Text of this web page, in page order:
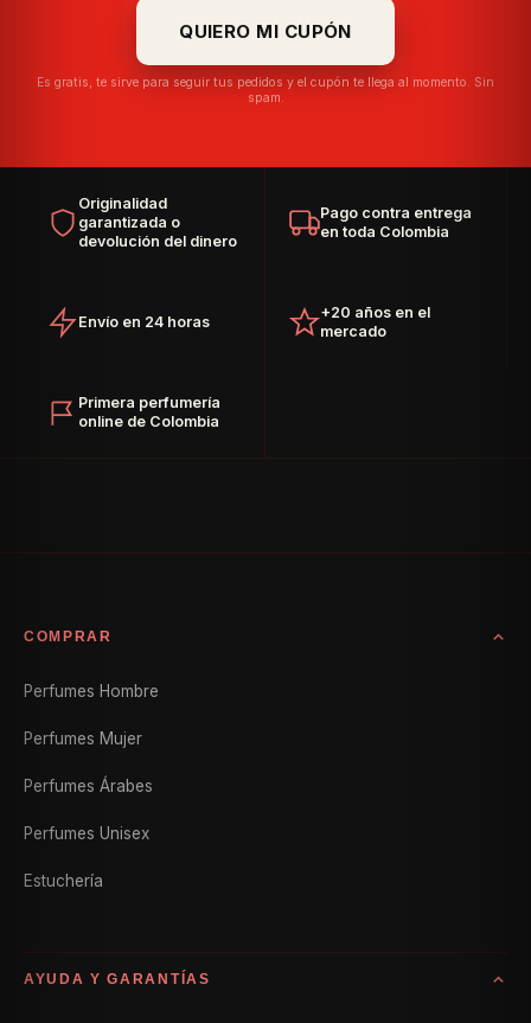
QUIERO MI CUPÓN
Es gratis, te sirve para seguir tus pedidos y el cupón te llega al momento. Sin
spam.
Originalidad
garantizada o
devolución del dinero
Pago contra entrega
en toda Colombia
Envío en 24 horas
+20 años en el
mercado
Primera perfumería
online de Colombia
COMPRAR
Perfumes Hombre
Perfumes Mujer
Perfumes Árabes
Perfumes Unisex
Estuchería
AYUDA Y GARANTÍAS